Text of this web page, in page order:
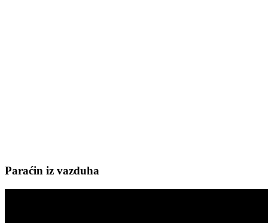
Paraćin iz vazduha